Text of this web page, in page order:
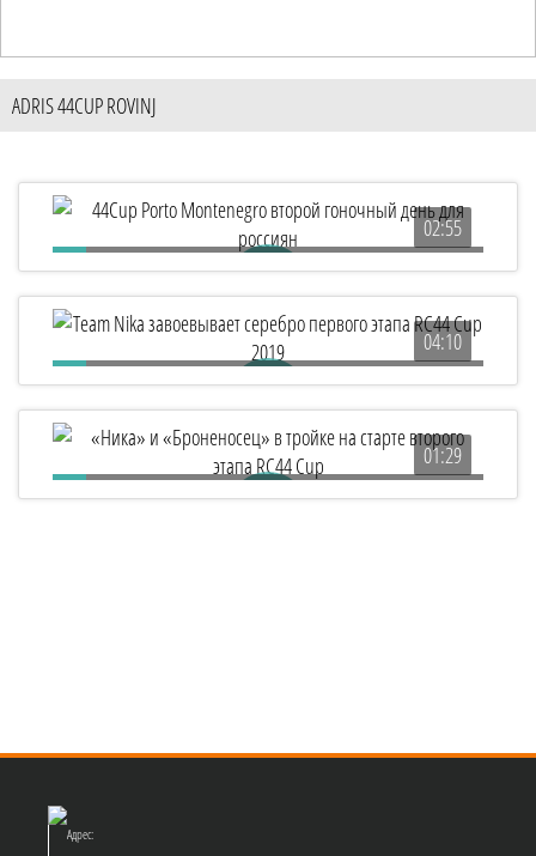
ADRIS 44CUP ROVINJ
02:55
44Cup Porto Montenegro второй гоночный день для
россиян
04:10
Team Nika завоевывает серебро первого этапа
RC44 Cup 2019
01:29
«Ника» и «Броненосец» в тройке на старте второго
Адрес: